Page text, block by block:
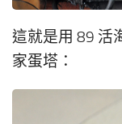
這就是用 89 活
家蛋塔：